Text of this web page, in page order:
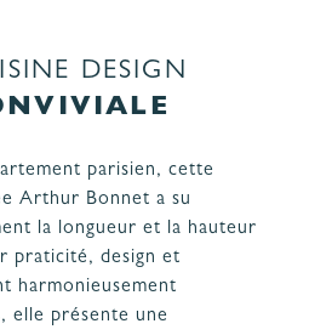
DESIGN
parisien, cette
Arthur Bonnet a su
la longueur et la hauteur
praticité, design et
harmonieusement
elle présente une